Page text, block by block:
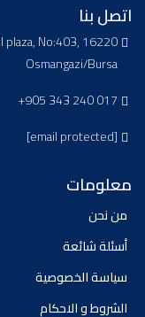
اتصل بنا
plaza, No:403, 16220
Osmangazi/Bursa
+905 343 240 017
[email protected]
معلومات
من نحن
أسئلة شائعة
سياسة الخصوصية
الشروط و الاحكام